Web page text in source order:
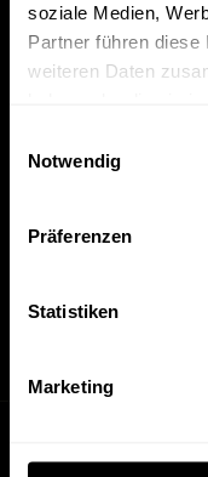
soziale Medien,
Partner führen
weiteren Daten
Notwendig
Präferenzen
Statistiken
Marketing
Il più votato su
Trovateci su